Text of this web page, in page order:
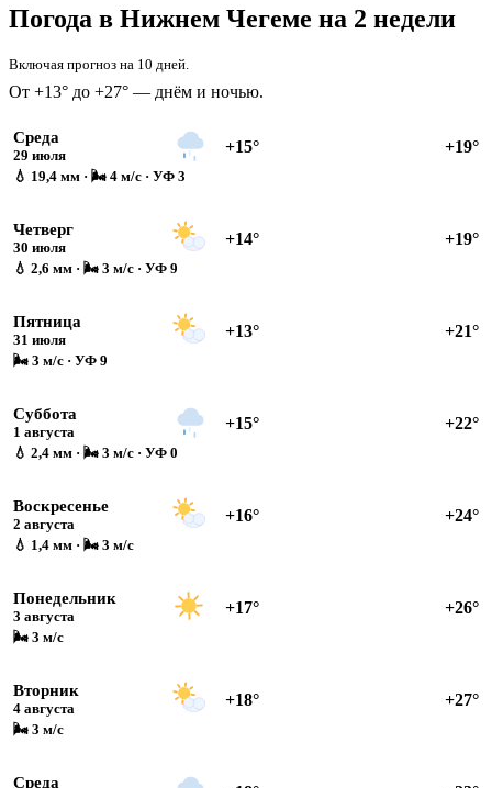
Погода в Нижнем Чегеме на 2 недели
Включая прогноз на 10 дней.
От +13° до +27° — днём и ночью.
Среда
29 июля +15° +19°
💧 19,4 мм · 🌬 4 м/с · УФ 3
Четверг
30 июля +14° +19°
💧 2,6 мм · 🌬 3 м/с · УФ 9
Пятница
31 июля +13° +21°
🌬 3 м/с · УФ 9
Суббота
1 августа +15° +22°
💧 2,4 мм · 🌬 3 м/с · УФ 0
Воскресенье
2 августа +16° +24°
💧 1,4 мм · 🌬 3 м/с
Понедельник
3 августа +17° +26°
🌬 3 м/с
Вторник
4 августа +18° +27°
🌬 3 м/с
Среда